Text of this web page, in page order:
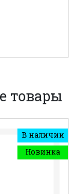
товары
В наличии
Новинка